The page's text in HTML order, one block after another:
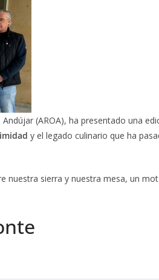
(AROA), ha presentado una
y el legado culinario que ha
nuestra sierra y nuestra mesa, un